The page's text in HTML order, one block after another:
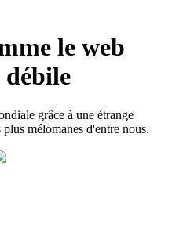
le web
débile
grâce à une étrange
mélomanes d'entre nous.